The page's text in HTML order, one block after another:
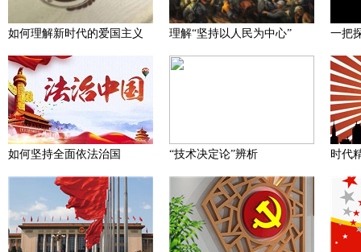
如何理解新时代的爱国主义 理解“坚持以人民为中心” 一把
如何坚持全面依法治国 “技术决定论”辨析 时代